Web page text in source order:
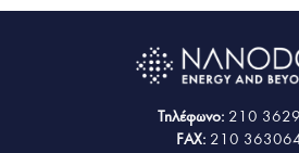
Τηλέφωνο: 210
FAX: 210